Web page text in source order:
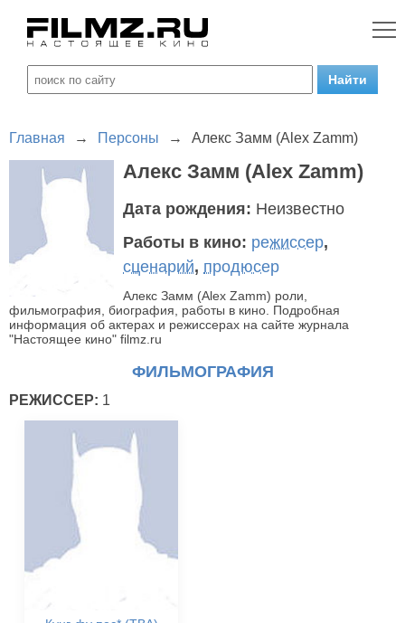
Главная → Персоны → Алекс Замм (Alex Zamm)
Алекс Замм (Alex Zamm)
Дата рождения: Неизвестно
Работы в кино: режиссер,
сценарий, продюсер
Алекс Замм (Alex Zamm) роли,
фильмография, биография, работы в кино. Подробная
информация об актерах и режиссерах на сайте журнала
"Настоящее кино" filmz.ru
ФИЛЬМОГРАФИЯ
РЕЖИССЕР: 1